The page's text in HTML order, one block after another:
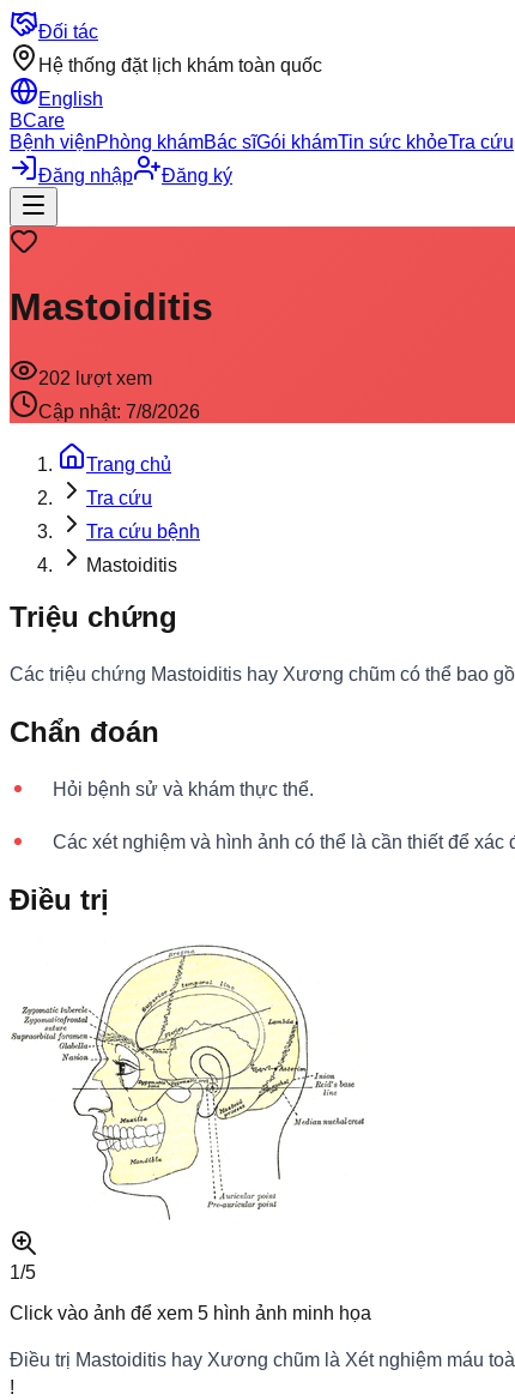
Đối tác
Hệ thống đặt lịch khám toàn quốc
English
BCare
Bệnh việnPhòng khámBác sĩGói khámTin sức khỏeTra cứu
Đăng nhập
Đăng ký
Mastoiditis
202 lượt xem
Cập nhật: 7/8/2026
Trang chủ
Tra cứu
Tra cứu bệnh
Mastoiditis
Triệu chứng
Các triệu chứng Mastoiditis hay Xương chũm có thể bao
Chẩn đoán
Hỏi bệnh sử và khám thực thể.
Các xét nghiệm và hình ảnh có thể là cần thiết để xác
Điều trị
1/5
Click vào ảnh để xem 5 hình ảnh minh họa
Điều trị Mastoiditis hay Xương chũm là Xét nghiệm máu
!